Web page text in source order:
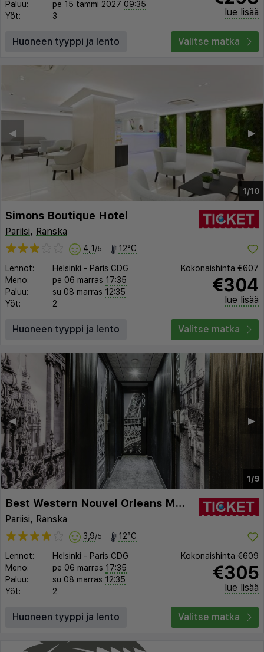
Paluu:
pe 15 tammi 2027 09:35
Yöt:
3 lue lisää
Huoneen tyyppi ja lento Valitse matka
1/10
▶︎
◀︎
Simons Boutique Hotel
Pariisi, Ranska
4,1 /5 12°C
Lennot: Helsinki - Paris CDG
Meno:
pe 06 marras 17:35
Paluu:
su 08 marras 12:35
Yöt:
2
Kokonaishinta €607
€304
lue lisää
Huoneen tyyppi ja lento Valitse matka
1/9
▶︎
◀︎
Best Western Nouvel Orleans Montparnasse
Pariisi, Ranska
3,9/5 12°C
Lennot: Helsinki - Paris CDG
Meno:
pe 06 marras 17:35
Paluu:
su 08 marras 12:35
Yöt:
2
Kokonaishinta €609
€305
lue lisää
Huoneen tyyppi ja lento Valitse matka